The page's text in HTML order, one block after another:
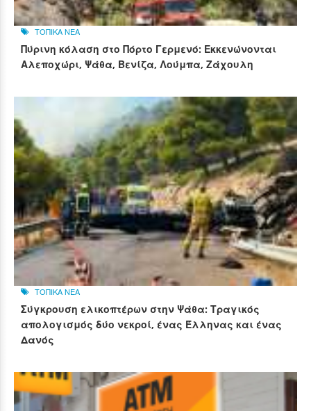
ΤΟΠΙΚΑ ΝΕΑ
Πύρινη κόλαση στο Πόρτο Γερμενό: Εκκενώνονται
Αλεποχώρι, Ψάθα, Βενίζα, Λούμπα, Ζάχουλη
ΤΟΠΙΚΑ ΝΕΑ
Σύγκρουση ελικοπτέρων στην Ψάθα: Τραγικός
απολογισμός δύο νεκροί, ένας Έλληνας και ένας
Δανός